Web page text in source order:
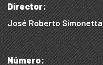
Director:
José Roberto Simonetta
Número: